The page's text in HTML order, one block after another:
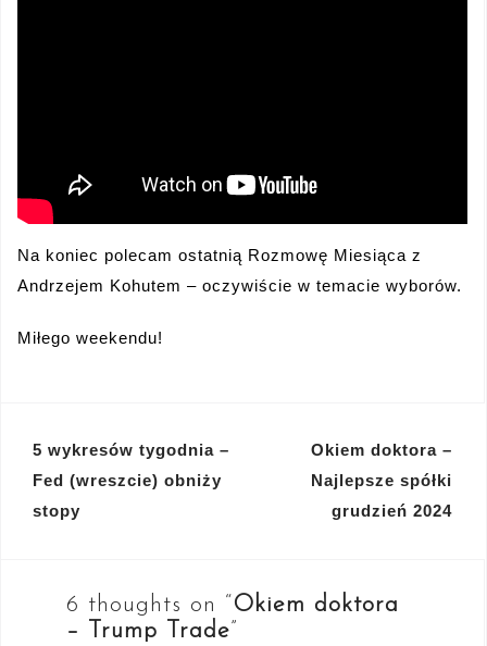
Na koniec polecam ostatnią Rozmowę Miesiąca z
Andrzejem Kohutem – oczywiście w temacie wyborów.
Miłego weekendu!
Nawigacja
wpisu
5 wykresów tygodnia –
Fed (wreszcie) obniży
stopy
Okiem doktora –
Najlepsze spółki
grudzień 2024
6 thoughts on “Okiem doktora
– Trump Trade”